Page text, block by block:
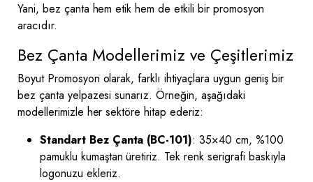
Yani, bez çanta hem etik hem de etkili bir promosyon
aracıdır.
Bez Çanta Modellerimiz ve Çeşitlerimiz
Boyut Promosyon olarak, farklı ihtiyaçlara uygun geniş bir
bez çanta yelpazesi sunarız. Örneğin, aşağıdaki
modellerimizle her sektöre hitap ederiz:
Standart Bez Çanta (BC-101): 35×40 cm, %100
pamuklu kumaştan üretiriz. Tek renk serigrafi baskıyla
logonuzu ekleriz.